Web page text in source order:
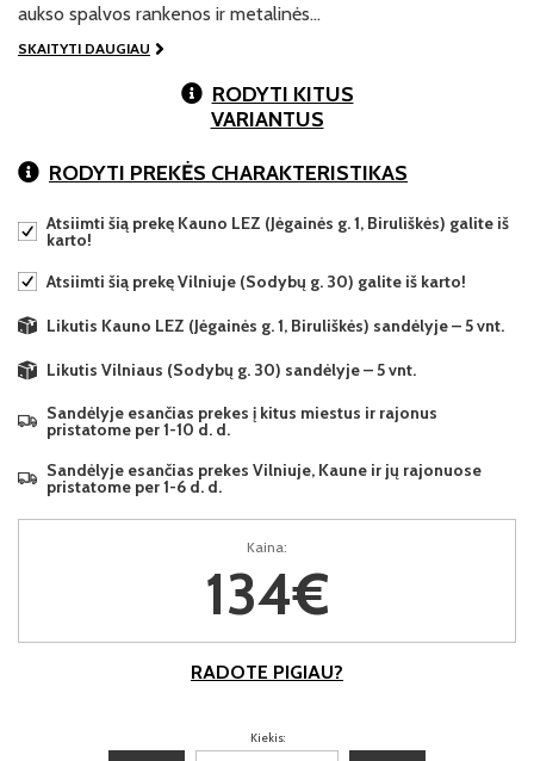
aukso spalvos rankenos ir metalinės…
SKAITYTI DAUGIAU
RODYTI KITUS
VARIANTUS
RODYTI PREKĖS CHARAKTERISTIKAS
Atsiimti šią prekę Kauno LEZ (Jėgainės g. 1, Biruliškės) galite iš
karto!
Atsiimti šią prekę Vilniuje (Sodybų g. 30) galite iš karto!
Likutis Kauno LEZ (Jėgainės g. 1, Biruliškės) sandėlyje – 5 vnt.
Likutis Vilniaus (Sodybų g. 30) sandėlyje – 5 vnt.
Sandėlyje esančias prekes į kitus miestus ir rajonus
pristatome per 1-10 d. d.
Sandėlyje esančias prekes Vilniuje, Kaune ir jų rajonuose
pristatome per 1-6 d. d.
Kaina:
134€
RADOTE PIGIAU?
Kiekis: